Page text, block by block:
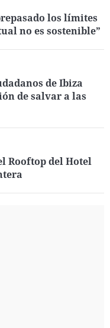
los límites
no es sostenible”
de Ibiza
de salvar a las
Rooftop del Hotel